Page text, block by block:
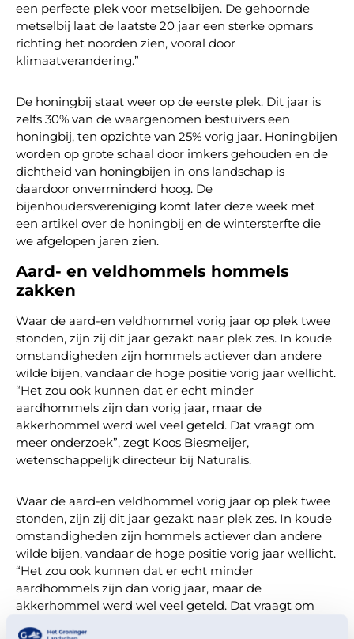
een perfecte plek voor metselbijen. De gehoornde
metselbij laat de laatste 20 jaar een sterke opmars
richting het noorden zien, vooral door
klimaatverandering.”
De honingbij staat weer op de eerste plek. Dit jaar is
zelfs 30% van de waargenomen bestuivers een
honingbij, ten opzichte van 25% vorig jaar. Honingbijen
worden op grote schaal door imkers gehouden en de
dichtheid van honingbijen in ons landschap is
daardoor onverminderd hoog. De
bijenhoudersvereniging komt later deze week met
een artikel over de honingbij en de wintersterfte die
we afgelopen jaren zien.
Aard- en veldhommels hommels
zakken
Waar de aard-en veldhommel vorig jaar op plek twee
stonden, zijn zij dit jaar gezakt naar plek zes. In koude
omstandigheden zijn hommels actiever dan andere
wilde bijen, vandaar de hoge positie vorig jaar wellicht.
“Het zou ook kunnen dat er echt minder
aardhommels zijn dan vorig jaar, maar de
akkerhommel werd wel veel geteld. Dat vraagt om
meer onderzoek”, zegt Koos Biesmeijer,
wetenschappelijk directeur bij Naturalis.
Waar de aard-en veldhommel vorig jaar op plek twee
stonden, zijn zij dit jaar gezakt naar plek zes. In koude
omstandigheden zijn hommels actiever dan andere
wilde bijen, vandaar de hoge positie vorig jaar wellicht.
“Het zou ook kunnen dat er echt minder
aardhommels zijn dan vorig jaar, maar de
akkerhommel werd wel veel geteld. Dat vraagt om